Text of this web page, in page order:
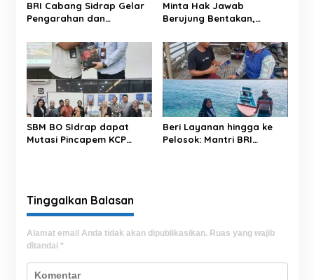
s
BRI Cabang Sidrap Gelar
Pengarahan dan
Perlengkapan Personel
Keamanan untuk Perkuat
Kesiapsiagaan Layanan
Minta Hak Jawab
Berujung Bentakan,
Badan’ Soal Berita ‘Upeti’
UPPKB Pallangga?
SBM BO SIdrap dapat
Mutasi Pincapem KCP
Beri Layanan hingga ke
Pelosok: Mantri BRI
Tinggalkan Balasan
Alamat email Anda tidak akan dipublikasikan. Ruas yang wajib
ditandai *